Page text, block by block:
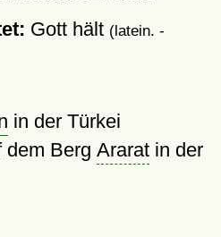
Gott hält (latein. -
in der Türkei
dem Berg Araratin der